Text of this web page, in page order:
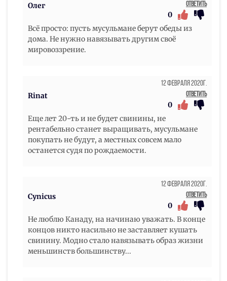
Олег
Ответить
0
Всё просто: пусть мусульмане берут обеды из
дома. Не нужно навязывать другим своё
мировоззрение.
Rinat
12 Февраля 2020г.
Ответить
0
Еще лет 20-ть и не будет свинины, не
рентабельно станет выращивать, мусульмане
покупать не будут, а местных совсем мало
останется судя по рождаемости.
Cynicus
12 Февраля 2020г.
Ответить
0
Не люблю Канаду, на начинаю уважать. В конце
концов никто насильно не заставляет кушать
свинину. Модно стало навязывать образ жизни
меньшинств большинству...